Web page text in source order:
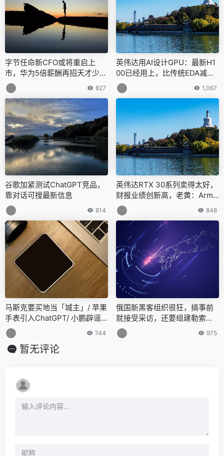
字节任命新CFO或将重启上
市，华为5倍薪酬再招天才少
年，市场监管总局已关注知网
涉嫌垄断问题，今日更多大新
闻在此
827
英伟达用AI设计GPU：最新H1
00已经用上，比传统EDA减少2
5%芯片面积
1,067
谷歌加紧测试ChatGPT竞品，
靠对话可搜最新信息
814
英伟达RTX 30系列卖得太好，
财报业绩创新高，老黄：Arm
收购完成时间已确定
848
马斯克要买地当「城主」/ 苹果
手表引入ChatGPT/ 小鹏辟谣
多名核心高管离职…今日更多
新鲜事在此
744
俄国新黑客组织很狂，搞事前
就接受采访，还要组建勒索生
态联盟
975
暂无评论